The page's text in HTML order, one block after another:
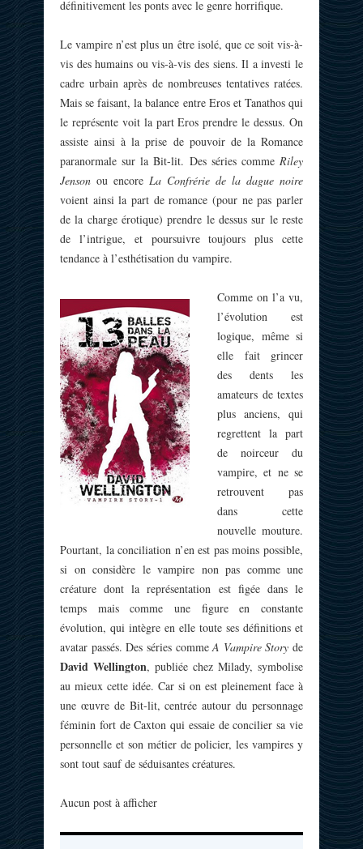
définitivement les ponts avec le genre horrifique.
Le vampire n’est plus un être isolé, que ce soit vis-à-
vis des humains ou vis-à-vis des siens. Il a investi le
cadre urbain après de nombreuses tentatives ratées.
Mais se faisant, la balance entre Eros et Tanathos qui
le représente voit la part Eros prendre le dessus. On
assiste ainsi à la prise de pouvoir de la Romance
paranormale sur la Bit-lit. Des séries comme Riley
Jenson ou encore La Confrérie de la dague noire
voient ainsi la part de romance (pour ne pas parler
de la charge érotique) prendre le dessus sur le reste
de l’intrigue, et poursuivre toujours plus cette
tendance à l’esthétisation du vampire.
Comme on l’a vu,
l’évolution est
logique, même si
elle fait grincer
des dents les
amateurs de textes
plus anciens, qui
regrettent la part
de noirceur du
vampire, et ne se
retrouvent pas
dans cette
nouvelle mouture.
Pourtant, la conciliation n’en est pas moins possible,
si on considère le vampire non pas comme une
créature dont la représentation est figée dans le
temps mais comme une figure en constante
évolution, qui intègre en elle toute ses définitions et
avatar passés. Des séries commeA Vampire Story de
David Wellington, publiée chez Milady, symbolise
au mieux cette idée. Car si on est pleinement face à
une œuvre de Bit-lit, centrée autour du personnage
féminin fort de Caxton qui essaie de concilier sa vie
personnelle et son métier de policier, les vampires y
sont tout sauf de séduisantes créatures.
Aucun post à afficher